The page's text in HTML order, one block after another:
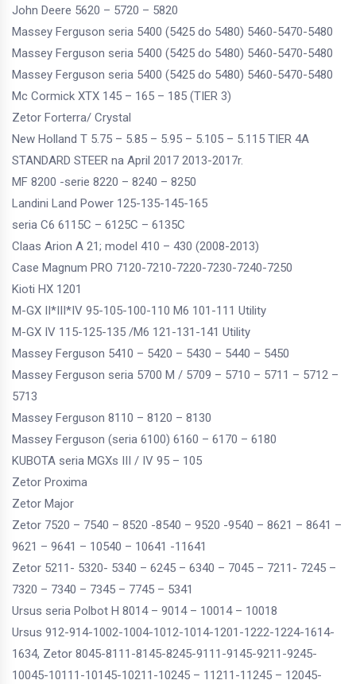
John Deere 5620 – 5720 – 5820
Massey Ferguson seria 5400 (5425 do 5480) 5460-5470-5480
Massey Ferguson seria 5400 (5425 do 5480) 5460-5470-5480
Massey Ferguson seria 5400 (5425 do 5480) 5460-5470-5480
Mc Cormick XTX 145 – 165 – 185 (TIER 3)
Zetor Forterra/ Crystal
New Holland T 5.75 – 5.85 – 5.95 – 5.105 – 5.115 TIER 4A
STANDARD STEER na April 2017 2013-2017r.
MF 8200 -serie 8220 – 8240 – 8250
Landini Land Power 125-135-145-165
seria C6 6115C – 6125C – 6135C
Claas Arion A 21; model 410 – 430 (2008-2013)
Case Magnum PRO 7120-7210-7220-7230-7240-7250
Kioti HX 1201
M-GX II*III*IV 95-105-100-110 M6 101-111 Utility
M-GX IV 115-125-135 /M6 121-131-141 Utility
Massey Ferguson 5410 – 5420 – 5430 – 5440 – 5450
Massey Ferguson seria 5700 M / 5709 – 5710 – 5711 – 5712 –
5713
Massey Ferguson 8110 – 8120 – 8130
Massey Ferguson (seria 6100) 6160 – 6170 – 6180
KUBOTA seria MGXs III / IV 95 – 105
Zetor Proxima
Zetor Major
Zetor 7520 – 7540 – 8520 -8540 – 9520 -9540 – 8621 – 8641 –
9621 – 9641 – 10540 – 10641 -11641
Zetor 5211- 5320- 5340 – 6245 – 6340 – 7045 – 7211- 7245 –
7320 – 7340 – 7345 – 7745 – 5341
Ursus seria Polbot H 8014 – 9014 – 10014 – 10018
Ursus 912-914-1002-1004-1012-1014-1201-1222-1224-1614-
1634, Zetor 8045-8111-8145-8245-9111-9145-9211-9245-
10045-10111-10145-10211-10245 – 11211-11245 – 12045-